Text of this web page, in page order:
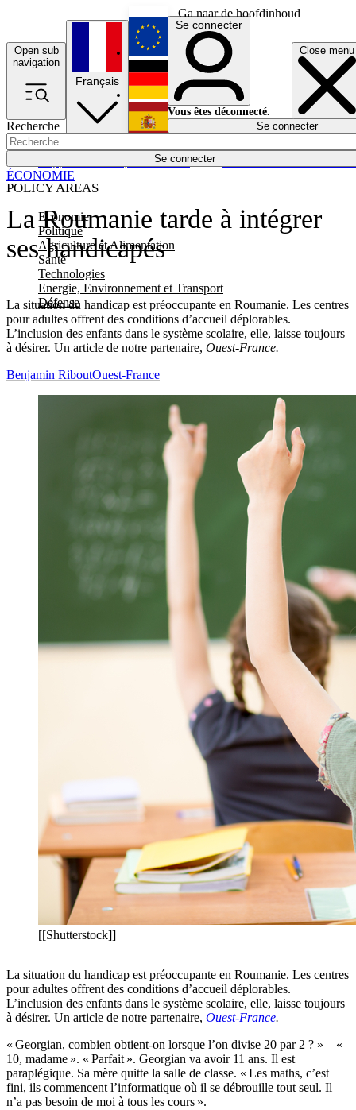
Ga naar de hoofdinhoud
Open sub
navigation
Close menu
Recherche
Se connecter
POLICY AREAS
Economie
Politique
Agriculture et Alimentation
Santé
Technologies
Energie, Environnement et Transport
Défense
Économie
Français
English
Deutsch
Español
Se connecter
Vous êtes déconnecté.
Se connecter
La Roumanie tarde à intégrer
ses handicapés
La situation du handicap est préoccupante en Roumanie. Les centres
pour adultes offrent des conditions d’accueil déplorables.
L’inclusion des enfants dans le système scolaire, elle, laisse toujours
à désirer. Un article de notre partenaire, Ouest-France.
ÉCONOMIE
Benjamin RiboutOuest-France
[[Shutterstock]]
La situation du handicap est préoccupante en Roumanie. Les centres
pour adultes offrent des conditions d’accueil déplorables.
L’inclusion des enfants dans le système scolaire, elle, laisse toujours
à désirer. Un article de notre partenaire, Ouest-France.
« Georgian, combien obtient-on lorsque l’on divise 20 par 2 ? » – «
10, madame ». « Parfait ». Georgian va avoir 11 ans. Il est
paraplégique. Sa mère quitte la salle de classe. « Les maths, c’est
fini, ils commencent l’informatique où il se débrouille tout seul. Il
n’a pas besoin de moi à tous les cours ».